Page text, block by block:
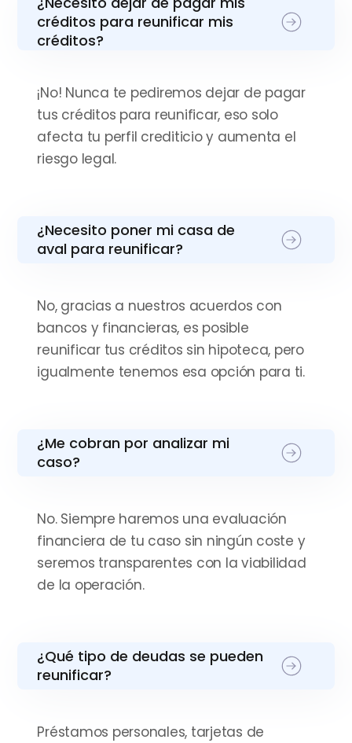
recomendaría a cualquiera”
créditos para reunificar mis
créditos?
¡No! Nunca te pediremos dejar de pagar
tus créditos para reunificar, eso solo
afecta tu perfil crediticio y aumenta el
riesgo legal.
¿Necesito poner mi casa de
aval para reunificar?
No, gracias a nuestros acuerdos con
bancos y financieras, es posible
reunificar tus créditos sin hipoteca, pero
igualmente tenemos esa opción para ti.
¿Me cobran por analizar mi
caso?
No. Siempre haremos una evaluación
financiera de tu caso sin ningún coste y
seremos transparentes con la viabilidad
de la operación.
¿Qué tipo de deudas se pueden
reunificar?
Préstamos personales, tarjetas de